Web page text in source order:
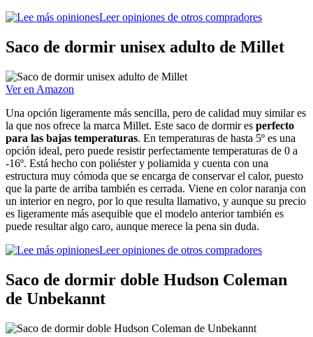
Leer opiniones de otros compradores
Saco de dormir unisex adulto de Millet
Ver en Amazon
Una opción ligeramente más sencilla, pero de calidad muy similar es
la que nos ofrece la marca Millet. Este saco de dormir es perfecto
para las bajas temperaturas. En temperaturas de hasta 5º es una
opción ideal, pero puede resistir perfectamente temperaturas de 0 a
-16º. Está hecho con poliéster y poliamida y cuenta con una
estructura muy cómoda que se encarga de conservar el calor, puesto
que la parte de arriba también es cerrada. Viene en color naranja con
un interior en negro, por lo que resulta llamativo, y aunque su precio
es ligeramente más asequible que el modelo anterior también es
puede resultar algo caro, aunque merece la pena sin duda.
Leer opiniones de otros compradores
Saco de dormir doble Hudson Coleman
de Unbekannt